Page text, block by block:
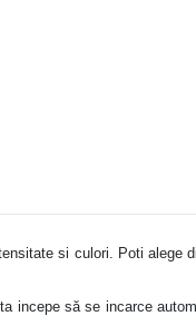
si culori. Poti alege
incepe să se incarce